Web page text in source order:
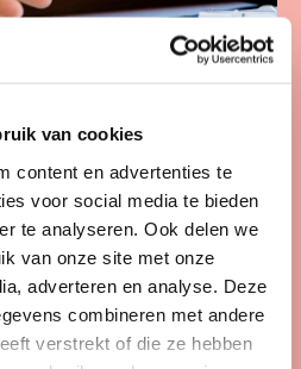
van cookies
content en advertenties te
voor social media te bieden
te analyseren. Ook delen we
van onze site met onze
adverteren en analyse. Deze
combineren met andere
verstrekt of die ze hebben
& draagvlak bij
YoY stijging in leads